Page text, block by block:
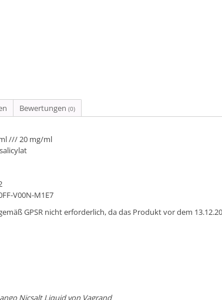
Bewertungen (0)
/// 20 mg/ml
V00N-M1E7
GPSR nicht erforderlich, da das Produkt vor dem